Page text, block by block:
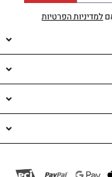
למדיניות הפרטיות